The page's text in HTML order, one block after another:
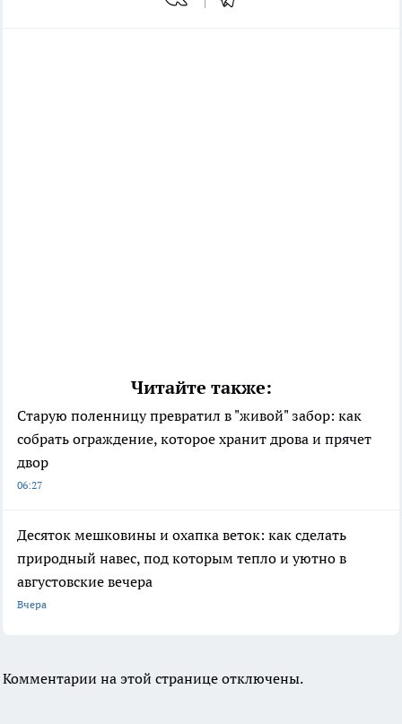
Читайте также:
Старую поленницу превратил в "живой" забор: как
собрать ограждение, которое хранит дрова и прячет
двор
06:27
Десяток мешковины и охапка веток: как сделать
природный навес, под которым тепло и уютно в
августовские вечера
Вчера
Комментарии на этой странице отключены.